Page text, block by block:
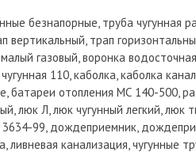
безнапорные, труба чугунная
вертикальный, трап
газовый, воронка
110, каболка, каболка
батареи отопления МС 140-500,
люк Л, люк чугунный легкий,
99, дождеприемник,
канализация, чугунные